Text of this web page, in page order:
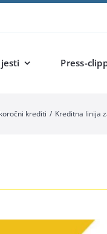
Press-
krediti Kreditna linija